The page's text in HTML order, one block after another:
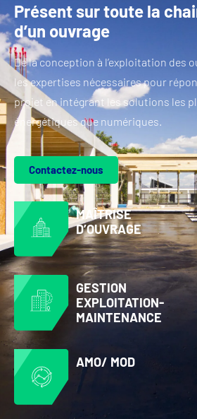
Présent sur toute la
d’un ouvrage
De la conception à l’exploitation des
les expertises nécessaires pour
projet en intégrant les solutions les
énergétiques que numériques.
Contactez-nous
MAÎTRISE
D’OUVRAGE
GESTION
EXPLOITATION-
MAINTENANCE
AMO/ MOD